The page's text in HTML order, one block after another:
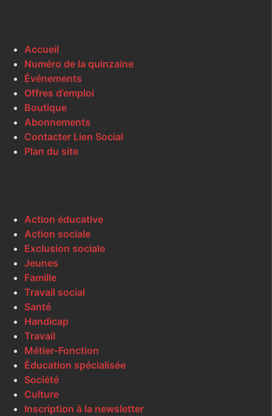
Accueil
Numéro de la quinzaine
Événements
Offres d’emploi
Boutique
Abonnements
Contacter Lien Social
Plan du site
Action éducative
Action sociale
Exclusion sociale
Jeunes
Famille
Travail social
Santé
Handicap
Travail
Métier-Fonction
Éducation spécialisée
Société
Culture
Inscription à la newsletter